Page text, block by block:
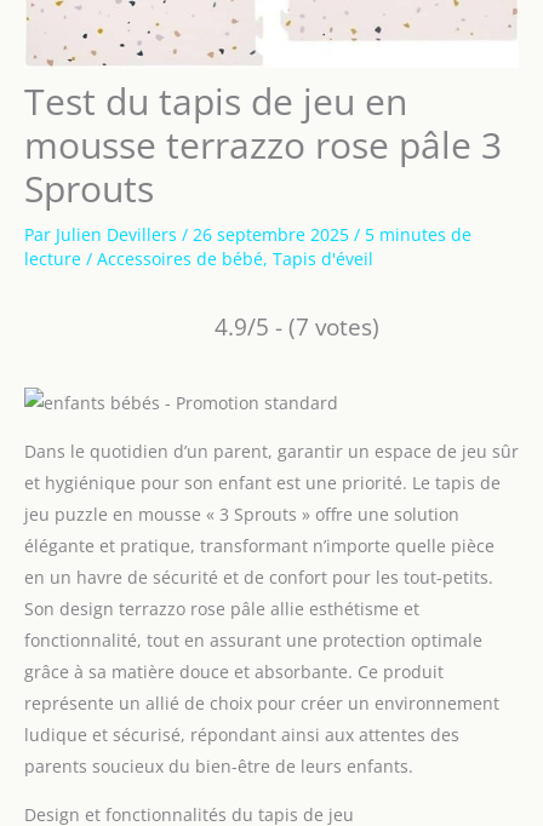
Test du tapis de jeu en
mousse terrazzo rose pâle 3
Sprouts
Par Julien Devillers / 26 septembre 2025 / 5 minutes de
lecture / Accessoires de bébé, Tapis d'éveil
4.9/5 - (7 votes)
Dans le quotidien d’un parent, garantir un espace de jeu sûr
et hygiénique pour son enfant est une priorité. Le tapis de
jeu puzzle en mousse « 3 Sprouts » offre une solution
élégante et pratique, transformant n’importe quelle pièce
en un havre de sécurité et de confort pour les tout-petits.
Son design terrazzo rose pâle allie esthétisme et
fonctionnalité, tout en assurant une protection optimale
grâce à sa matière douce et absorbante. Ce produit
représente un allié de choix pour créer un environnement
ludique et sécurisé, répondant ainsi aux attentes des
parents soucieux du bien-être de leurs enfants.
Design et fonctionnalités du tapis de jeu